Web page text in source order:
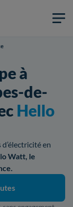
à
de-
Hello
en
Watt, le